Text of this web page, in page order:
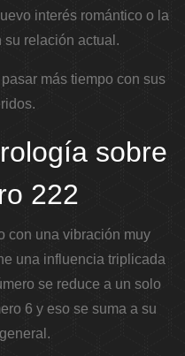
interés romántico o la
su relación actual.
más tiempo con sus
sobre
222
con una vibración muy
una influencia triplicada
se reduce a un solo
6 y eso se suma a su